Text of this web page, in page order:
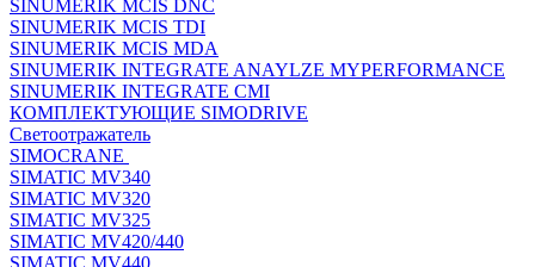
SINUMERIK MCIS DNC
SINUMERIK MCIS TDI
SINUMERIK MCIS MDA
SINUMERIK INTEGRATE ANAYLZE MYPERFORMANCE
SINUMERIK INTEGRATE CMI
КОМПЛЕКТУЮЩИЕ SIMODRIVE
Светоотражатель
SIMOCRANE
SIMATIC MV340
SIMATIC MV320
SIMATIC MV325
SIMATIC MV420/440
SIMATIC MV440